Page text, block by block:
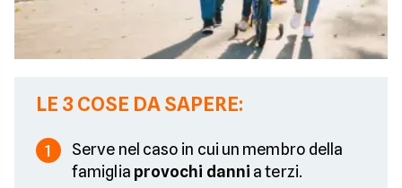
LE 3 COSE DA SAPERE:
1
Serve nel caso in cui un membro della
famiglia provochi danni a terzi.